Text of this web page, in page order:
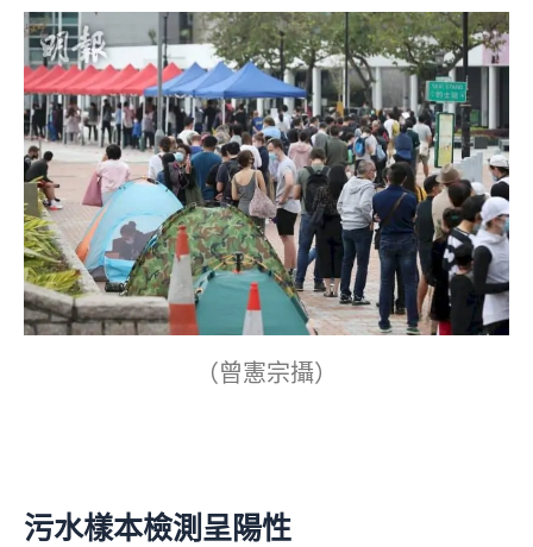
（曾憲宗攝）
污水樣本檢測呈陽性